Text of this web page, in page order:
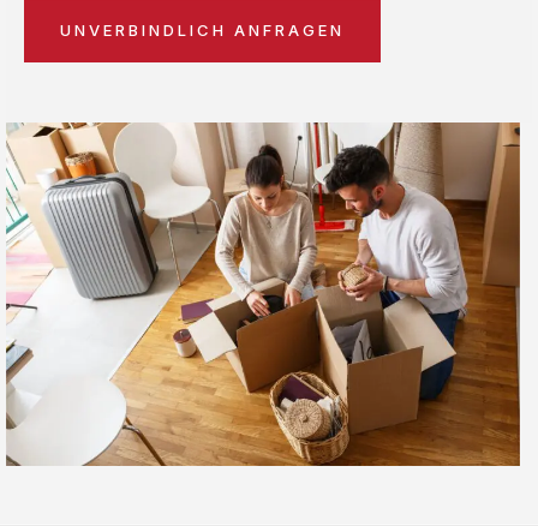
UNVERBINDLICH ANFRAGEN